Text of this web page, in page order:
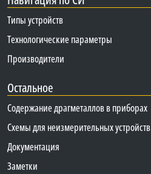
Типы устройств
Технологические параметры
Производители
Остальное
Содержание драгметаллов в приборах
Схемы для неизмерительных устройств
Документация
Заметки